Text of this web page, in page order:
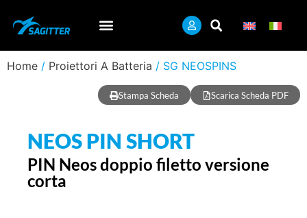
Home / Proiettori A Batteria / SG NEOSPINS
Stampa Scheda Scarica Scheda PDF
NEOS PIN SHORT
PIN Neos doppio filetto versione
corta